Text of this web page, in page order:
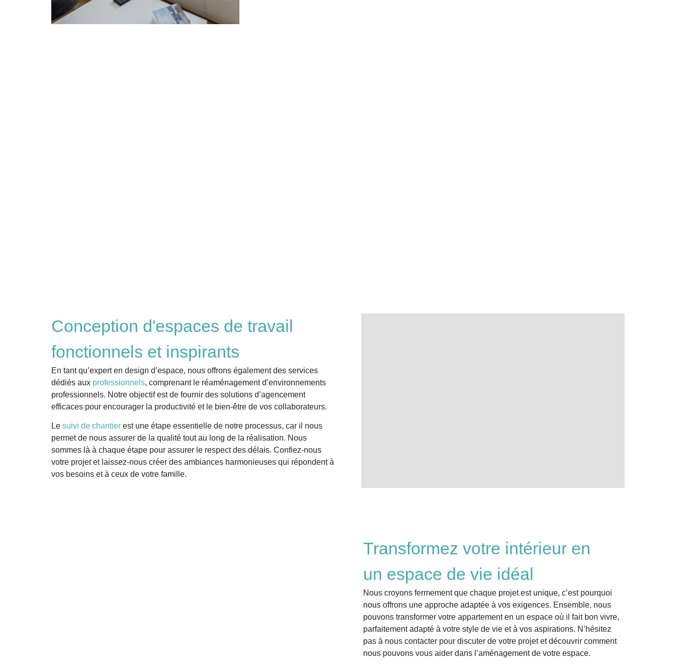
Conception d'espaces de travail
fonctionnels et inspirants
En tant qu’expert en design d’espace, nous offrons également des services
dédiés aux professionnels, comprenant le réaménagement d’environnements
professionnels. Notre objectif est de fournir des solutions d’agencement
efficaces pour encourager la productivité et le bien-être de vos collaborateurs.
Le suivi de chantier est une étape essentielle de notre processus, car il nous
permet de nous assurer de la qualité tout au long de la réalisation. Nous
sommes là à chaque étape pour assurer le respect des délais. Confiez-nous
votre projet et laissez-nous créer des ambiances harmonieuses qui répondent à
vos besoins et à ceux de votre famille.
Transformez votre intérieur en
un espace de vie idéal
Nous croyons fermement que chaque projet est unique, c’est pourquoi
nous offrons une approche adaptée à vos exigences. Ensemble, nous
pouvons transformer votre appartement en un espace où il fait bon vivre,
parfaitement adapté à votre style de vie et à vos aspirations. N’hésitez
pas à nous contacter pour discuter de votre projet et découvrir comment
nous pouvons vous aider dans l’aménagement de votre espace.